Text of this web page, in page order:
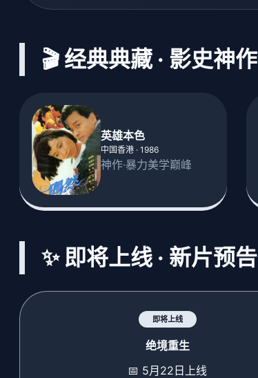
🎬 经典典藏 · 影史神作
英雄本色
中国香港 · 1986
神作·暴力美学巅峰
✨ 即将上线 · 新片预告
即将上线
绝境重生
📅 5月22日上线